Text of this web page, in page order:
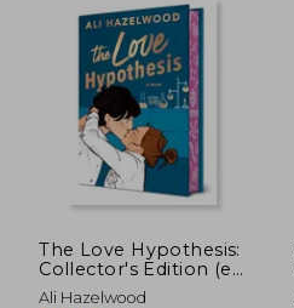
55%
dcto.
$ 99.971
$ 44.987
The Love Hypothesis:
Collector's Edition (en
Inglés)
Ali Hazelwood